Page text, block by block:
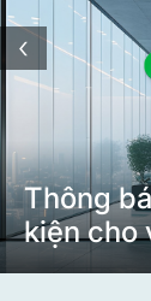
Thông
kiện cho
‹